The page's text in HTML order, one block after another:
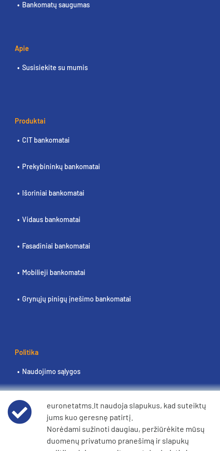
Bankomatų saugumas
Apie
Susisiekite su mumis
Produktai
CIT bankomatai
Prekybininkų bankomatai
Išoriniai bankomatai
Vidaus bankomatai
Fasadiniai bankomatai
Mobilieji bankomatai
Grynųjų pinigų įnešimo bankomatai
Politika
Naudojimo sąlygos
Slapukų politika
euronetatms.lt naudoja slapukus, kad suteiktų
jums kuo geresnę patirtį.
Norėdami sužinoti daugiau, peržiūrėkite mūsų
duomenų privatumo pranešimą ir slapukų